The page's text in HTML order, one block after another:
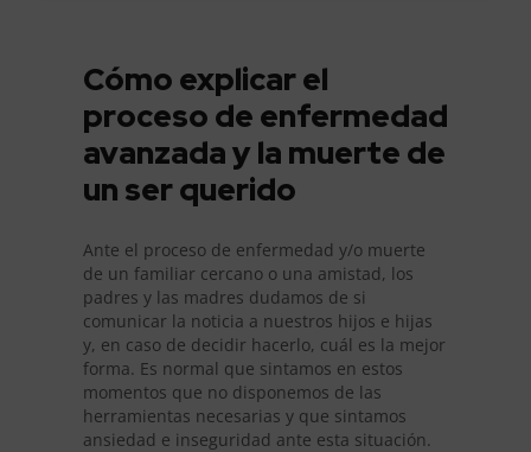
Cómo explicar el
proceso de enfermedad
avanzada y la muerte de
un ser querido
Ante el proceso de enfermedad y/o muerte
de un familiar cercano o una amistad, los
padres y las madres dudamos de si
comunicar la noticia a nuestros hijos e hijas
y, en caso de decidir hacerlo, cuál es la mejor
forma. Es normal que sintamos en estos
momentos que no disponemos de las
herramientas necesarias y que sintamos
ansiedad e inseguridad ante esta situación.